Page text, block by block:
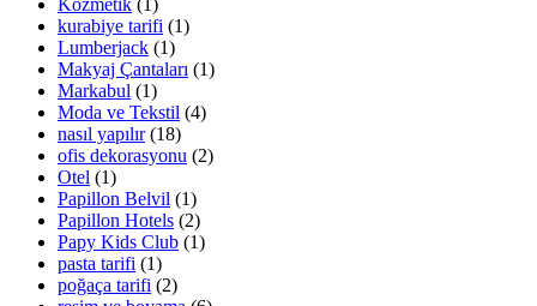
Kozmetik (1)
kurabiye tarifi (1)
Lumberjack (1)
Makyaj Çantaları (1)
Markabul (1)
Moda ve Tekstil (4)
nasıl yapılır(18)
ofis dekorasyonu (2)
Otel (1)
Papillon Belvil (1)
Papillon Hotels (2)
Papy Kids Club (1)
pasta tarifi (1)
poğaça tarifi (2)